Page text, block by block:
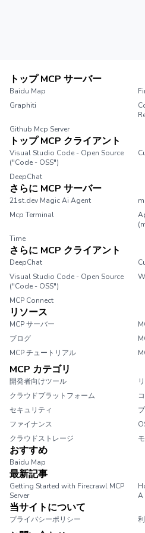
トップ MCP サーバー
Baidu Map
Graphiti
Github Mcp Server
トップ MCP クライアント
Visual Studio Code - Open Source
("Code - OSS")
DeepChat
さらに MCP サーバー
21st.dev Magic Ai Agent
Mcp Terminal
Time
さらに MCP クライアント
DeepChat
Visual Studio Code - Open Source
("Code - OSS")
MCP Connect
リソース
MCP サーバー
ブログ
MCP チュートリアル
MCP カテゴリ
開発者向けツール
クラウドプラットフォーム
セキュリティ
ファイナンス
クラウドストレージ
おすすめ
Baidu Map
最新記事
Getting Started with Firecrawl MCP
Server
A
当サイトについて
プライバシーポリシー